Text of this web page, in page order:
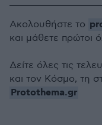
Ακολουθήστε το
και μάθετε πρώτοι
Δείτε όλες τις
και τον Κόσμο, τη
Protothema.gr